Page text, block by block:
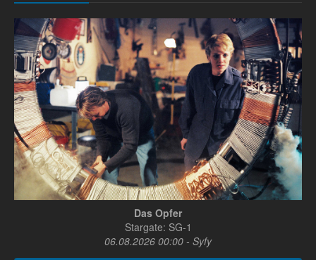
Das Opfer
Stargate: SG-1
06.08.2026 00:00 - Syfy